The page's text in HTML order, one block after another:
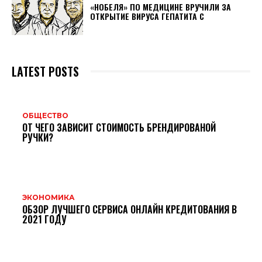
«НОБЕЛЯ» ПО МЕДИЦИНЕ ВРУЧИЛИ ЗА
ОТКРЫТИЕ ВИРУСА ГЕПАТИТА С
LATEST POSTS
ОБЩЕСТВО
ОТ ЧЕГО ЗАВИСИТ СТОИМОСТЬ БРЕНДИРОВАНОЙ
РУЧКИ?
ЭКОНОМИКА
ОБЗОР ЛУЧШЕГО СЕРВИСА ОНЛАЙН КРЕДИТОВАНИЯ В
2021 ГОДУ